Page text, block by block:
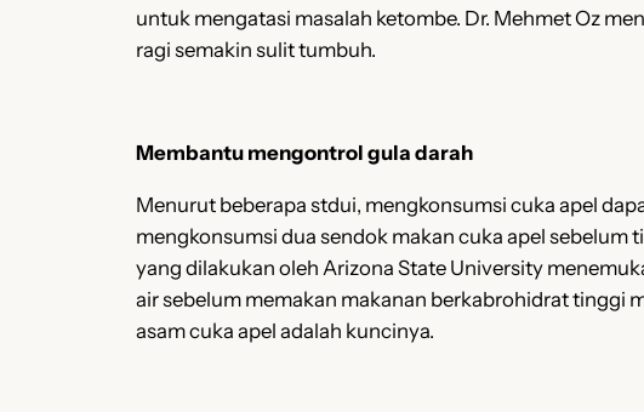
untuk mengatasi masalah ketombe. Dr. Mehmet Oz
ragi semakin sulit tumbuh.
Membantu mengontrol gula darah
Menurut beberapa stdui, mengkonsumsi cuka apel
mengkonsumsi dua sendok makan cuka apel sebelum
yang dilakukan oleh Arizona State University
air sebelum memakan makanan berkabrohidrat tinggi
asam cuka apel adalah kuncinya.